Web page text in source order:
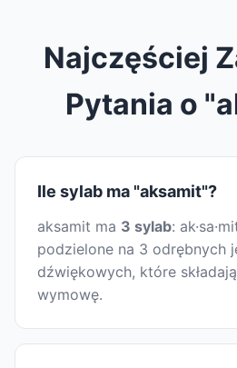
Najczęściej
Pytania o
Ile sylab ma "aksamit"?
aksamit ma 3 sylab:
podzielone na 3 odrębnych
dźwiękowych, które
wymowę.